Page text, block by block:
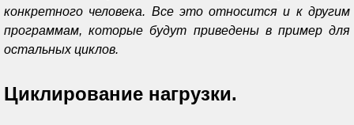
конкретного человека. Все это относится и к другим
программам, которые будут приведены в пример для
остальных циклов.
Циклирование нагрузки.